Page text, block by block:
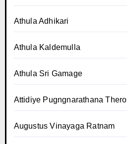
Athula Adhikari
Athula Kaldemulla
Athula Sri Gamage
Attidiye Pugngnarathana Thero
Augustus Vinayaga Ratnam